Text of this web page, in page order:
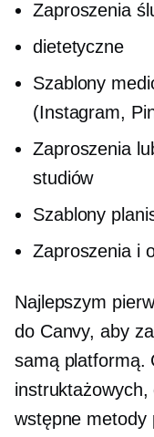
Zaproszenia
dietetyczne
Szablony
(Instagram,
Zaproszenia
studiów
Szablony
Zaproszenia i
Najlepszym
do Canvy, aby
samą platformą.
wstępne metody